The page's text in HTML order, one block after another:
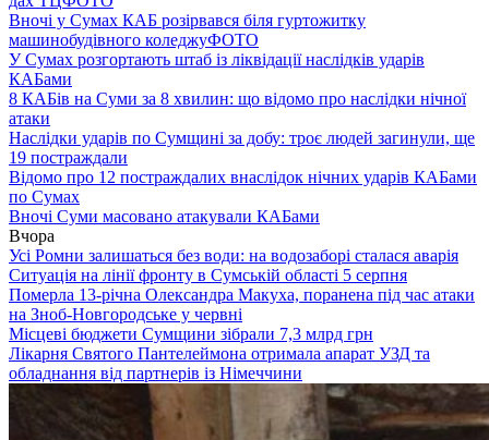
Вночі у Сумах КАБ розірвався біля гуртожитку
машинобудівного коледжуФОТО
У Сумах розгортають штаб із ліквідації наслідків ударів
КАБами
8 КАБів на Суми за 8 хвилин: що відомо про наслідки нічної
атаки
Наслідки ударів по Сумщині за добу: троє людей загинули, ще
19 постраждали
Відомо про 12 постраждалих внаслідок нічних ударів КАБами
по Сумах
Вночі Суми масовано атакували КАБами
Вчора
Усі Ромни залишаться без води: на водозаборі сталася аварія
Ситуація на лінії фронту в Сумській області 5 серпня
Померла 13-річна Олександра Макуха, поранена під час атаки
на Зноб-Новгородське у червні
Місцеві бюджети Сумщини зібрали 7,3 млрд грн
Лікарня Святого Пантелеймона отримала апарат УЗД та
обладнання від партнерів із Німеччини